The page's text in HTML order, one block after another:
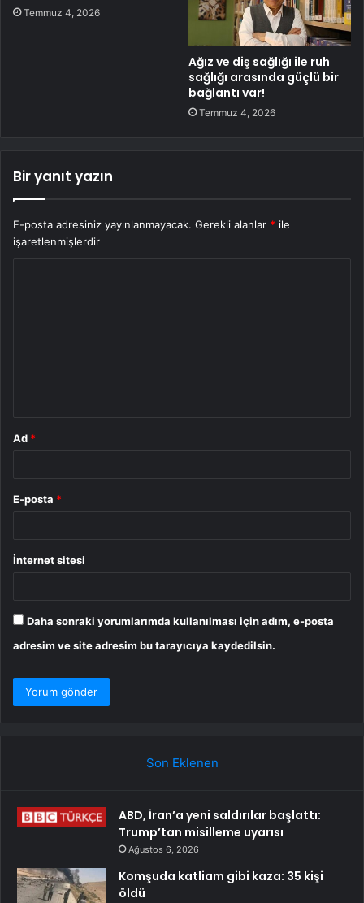
Temmuz 4, 2026
Ağız ve diş sağlığı ile ruh
sağlığı arasında güçlü bir
bağlantı var!
Temmuz 4, 2026
Bir yanıt yazın
E-posta adresiniz yayınlanmayacak. Gerekli alanlar * ile
işaretlenmişlerdir
Ad *
E-posta *
İnternet sitesi
Daha sonraki yorumlarımda kullanılması için adım, e-posta
adresim ve site adresim bu tarayıcıya kaydedilsin.
Son Eklenen
ABD, İran’a yeni saldırılar başlattı:
Trump’tan misilleme uyarısı
Ağustos 6, 2026
Komşuda katliam gibi kaza: 35 kişi
öldü